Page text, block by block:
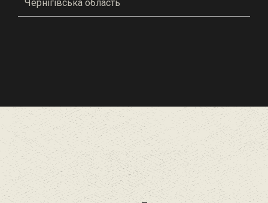
Чернігівська область